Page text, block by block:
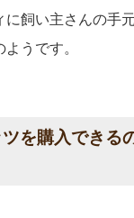
に飼い主さんの手
うです。
を購入できる